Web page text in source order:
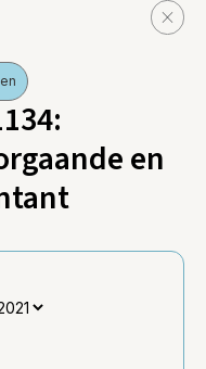
en